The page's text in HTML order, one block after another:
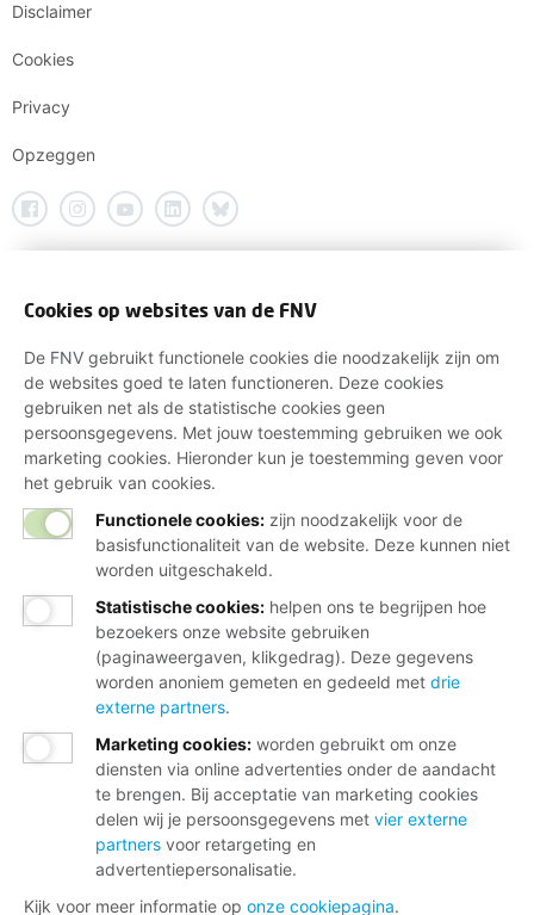
Disclaimer
Cookies
Privacy
Opzeggen
Cookies op websites van de FNV
De FNV gebruikt functionele cookies die noodzakelijk zijn om
de websites goed te laten functioneren. Deze cookies
gebruiken net als de statistische cookies geen
persoonsgegevens. Met jouw toestemming gebruiken we ook
marketing cookies. Hieronder kun je toestemming geven voor
het gebruik van cookies.
Functionele cookies: zijn noodzakelijk voor de
basisfunctionaliteit van de website. Deze kunnen niet
worden uitgeschakeld.
Statistische cookies: helpen ons te begrijpen hoe
bezoekers onze website gebruiken
(paginaweergaven, klikgedrag). Deze gegevens
worden anoniem gemeten en gedeeld met drie
externe partners.
Marketing cookies: worden gebruikt om onze
diensten via online advertenties onder de aandacht
te brengen. Bij acceptatie van marketing cookies
delen wij je persoonsgegevens met vier externe
partners voor retargeting en
advertentiepersonalisatie.
Kijk voor meer informatie op onze cookiepagina.